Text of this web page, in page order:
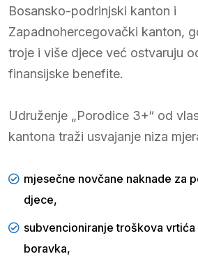
Bosansko-podrinjski kanton i
Zapadnohercegovački kanton,
troje i više djece već ostvaruju
finansijske benefite.
Udruženje „Porodice 3+“ od
kantona traži usvajanje niza
mjesečne novčane naknade za
djece,
subvencioniranje troškova
boravka,